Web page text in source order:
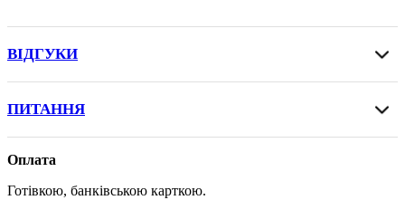
ВІДГУКИ
ПИТАННЯ
Оплата
Готівкою, банківською карткою.